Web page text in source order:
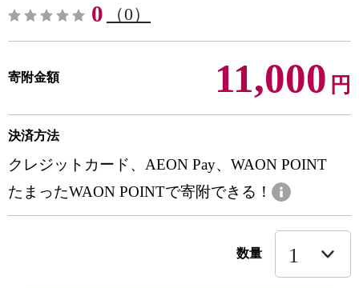
0 （0）
寄附金額 11,000 円
決済方法
クレジットカード、AEON Pay、WAON POINT
たまったWAON POINTで寄附できる！
数量